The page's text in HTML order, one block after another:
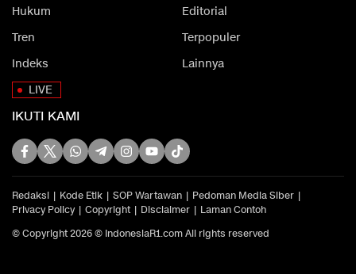
Hukum
Editorial
Tren
Terpopuler
Indeks
Lainnya
LIVE
IKUTI KAMI
Redaksi Kode Etik SOP Wartawan
Pedoman Media Siber
Privacy Policy
Copyright Disclaimer
Laman Contoh
© Copyright 2026 © IndonesiaR1.com All rights reserved